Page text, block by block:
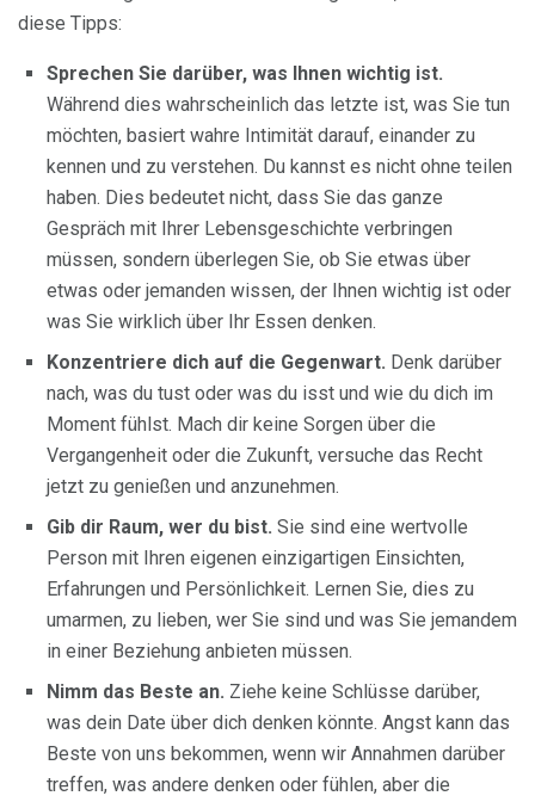
diese Tipps:
Sprechen Sie darüber, was Ihnen wichtig ist.
Während dies wahrscheinlich das letzte ist, was Sie tun
möchten, basiert wahre Intimität darauf, einander zu
kennen und zu verstehen. Du kannst es nicht ohne teilen
haben. Dies bedeutet nicht, dass Sie das ganze
Gespräch mit Ihrer Lebensgeschichte verbringen
müssen, sondern überlegen Sie, ob Sie etwas über
etwas oder jemanden wissen, der Ihnen wichtig ist oder
was Sie wirklich über Ihr Essen denken.
Konzentriere dich auf die Gegenwart. Denk darüber
nach, was du tust oder was du isst und wie du dich im
Moment fühlst. Mach dir keine Sorgen über die
Vergangenheit oder die Zukunft, versuche das Recht
jetzt zu genießen und anzunehmen.
Gib dir Raum, wer du bist. Sie sind eine wertvolle
Person mit Ihren eigenen einzigartigen Einsichten,
Erfahrungen und Persönlichkeit. Lernen Sie, dies zu
umarmen, zu lieben, wer Sie sind und was Sie jemandem
in einer Beziehung anbieten müssen.
Nimm das Beste an. Ziehe keine Schlüsse darüber,
was dein Date über dich denken könnte. Angst kann das
Beste von uns bekommen, wenn wir Annahmen darüber
treffen, was andere denken oder fühlen, aber die